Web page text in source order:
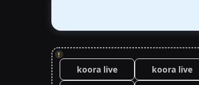
!
koora live
koora live